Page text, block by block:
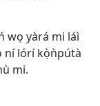
wọ yàrá mi láì
ní lórí kọ̀ǹpútà
mi.